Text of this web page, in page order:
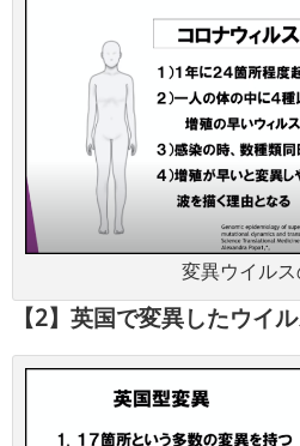
変異ウイル
【2】英国で変異したウイ